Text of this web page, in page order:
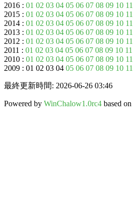
2016 : 01 02 03 04 05 06 07 08 09 10 11
2015 : 01 02 03 04 05 06 07 08 09 10 11
2014 : 01 02 03 04 05 06 07 08 09 10 11
2013 : 01 02 03 04 05 06 07 08 09 10 11
2012 : 01 02 03 04 05 06 07 08 09 10 11
2011 : 01 02 03 04 05 06 07 08 09 10 11
2010 : 01 02 03 04 05 06 07 08 09 10 11
2009 : 01 02 03 04 05 06 07 08 09 10 11
最終更新時間: 2026-06-26 03:46
Powered by WinChalow1.0rc4 based on